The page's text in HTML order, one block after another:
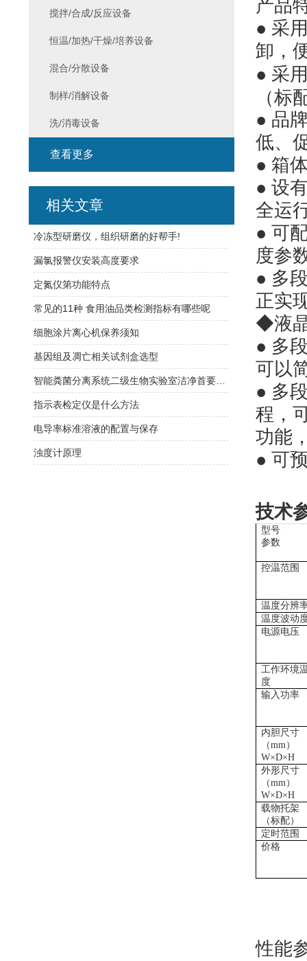
产品
● 采
卸，
● 采
（标
● 品
低、
● 箱
● 设
全运
● 可
度参
● 多
正实
◆液
● 多
可以
● 多
程，
功能
● 可
技术
型号
参数
控温范围
温度分辨
温度波动
电源电压
工作环境
度
输入功率
内胆尺寸
（mm）
W×D×H
外形尺寸
（mm）
W×D×H
载物托架
（标配）
定时范围
价格
性能
搅拌/合成/反应设备
恒温/加热/干燥/培养设备
混合/分散设备
制样/消解设备
洗/消毒设备
查看更多
相关文章
冷冻型研磨仪，组织研磨的好帮手!
漏氯报警仪安装高度要求
定氮仪第功能特点
常见的11种 食用油品类检测指标有哪些呢
细胞涂片离心机保养须知
基因组及凋亡相关试剂盒选型
指示表检定仪是什么方法
电导率标准溶液的配置与保存
浊度计原理